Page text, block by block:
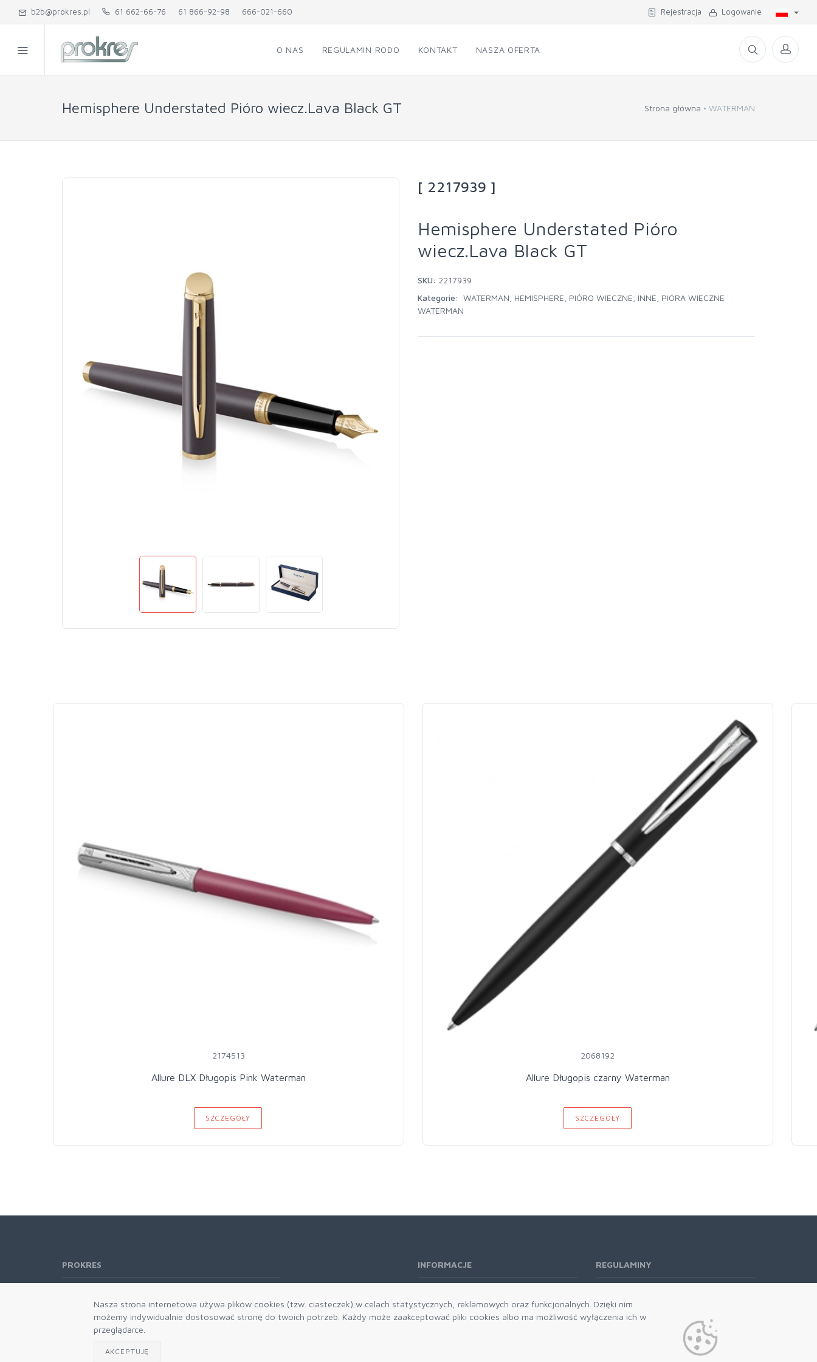
Nasza strona internetowa używa plików cookies (tzw. ciasteczek) w celach statystycznych, reklamowych oraz funkcjonalnych. Dzięki nim
możemy indywidualnie dostosować stronę do twoich potrzeb. Każdy może zaakceptować pliki cookies albo ma możliwość wyłączenia ich w
przeglądarce.
AKCEPTUJĘ
b2b@prokres.pl 61 662-66-76 61 866-92-98 666-021-660 Rejestracja Logowanie
O NAS REGULAMIN RODO KONTAKT NASZA OFERTA
Hemisphere Understated Pióro wiecz.Lava Black GT Strona główna WATERMAN
[ 2217939 ]
Hemisphere Understated Pióro
wiecz.Lava Black GT
SKU: 2217939
Kategorie: WATERMAN HEMISPHERE PIÓRO WIECZNE INNE PIÓRA WIECZNE
WATERMAN
2174513
Allure DLX Długopis Pink Waterman
SZCZEGÓŁY
2068192
Allure Długopis czarny Waterman
SZCZEGÓŁY
PROKRES
61 866-92-98
666-021-660
Dział handlowy email: prokres@prokres.pl
INFORMACJE
Kontakt
REGULAMINY